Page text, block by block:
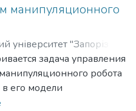
манипуляционного
університет "Запорізька
2014)Гурко, А. Г.;
В.;Гурко, О. Г.;
В.;Gurko, A. G.
задача управления
робота
его модели
неопределенности и